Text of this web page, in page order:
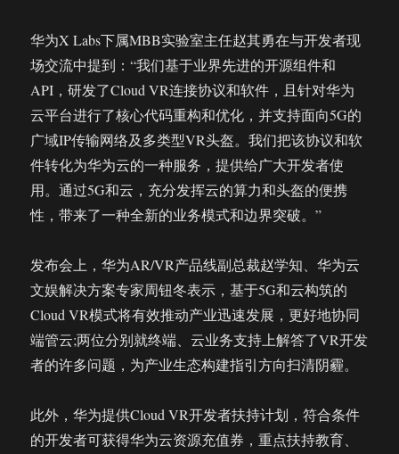
华为X Labs下属MBB实验室主任赵其勇在与开发者现
场交流中提到：“我们基于业界先进的开源组件和
API，研发了Cloud VR连接协议和软件，且针对华为
云平台进行了核心代码重构和优化，并支持面向5G的
广域IP传输网络及多类型VR头盔。我们把该协议和软
件转化为华为云的一种服务，提供给广大开发者使
用。通过5G和云，充分发挥云的算力和头盔的便携
性，带来了一种全新的业务模式和边界突破。”
发布会上，华为AR/VR产品线副总裁赵学知、华为云
文娱解决方案专家周钮冬表示，基于5G和云构筑的
Cloud VR模式将有效推动产业迅速发展，更好地协同
端管云;两位分别就终端、云业务支持上解答了VR开发
者的许多问题，为产业生态构建指引方向扫清阴霾。
此外，华为提供Cloud VR开发者扶持计划，符合条件
的开发者可获得华为云资源充值券，重点扶持教育、